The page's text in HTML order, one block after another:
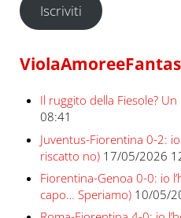
Iscriviti
Il ruggito della Fiesole?
08:41
Juventus-Fiorentina 0-2:
riscatto no) 17/05/2026
Fiorentina-Genoa 0-0: io
capo… Speriamo) 10/05/